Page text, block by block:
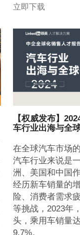
立即下载
【权威发布】
车行业出海与全
在全球汽车市场
汽车行业来说是
洲、美国和中国
经历新车销量的
险、消费者需求
等挑战，2023年
头，乘用车销量
9.7%。